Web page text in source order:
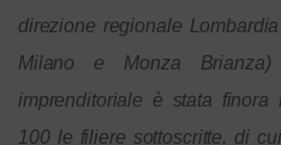
direzione regionale
Milano e Monza
imprenditoriale è stata finora
100 le filiere sottoscritte, di